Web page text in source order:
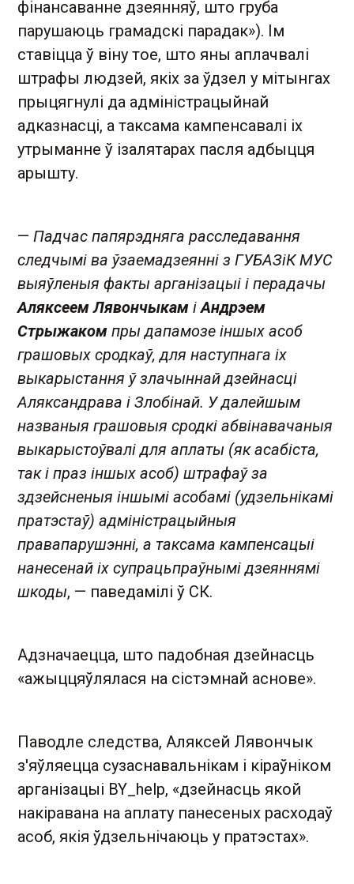
фінансаванне дзеянняў, што груба
парушаюць грамадскі парадак»). Ім
ставіцца ў віну тое, што яны аплачвалі
штрафы людзей, якіх за ўдзел у мітынгах
прыцягнулі да адміністрацыйнай
адказнасці, а таксама кампенсавалі іх
утрыманне ў ізалятарах пасля адбыцця
арышту.
— Падчас папярэдняга расследавання
следчымі ва ўзаемадзеянні з ГУБАЗіК МУС
выяўленыя факты арганізацыі і перадачы
Аляксеем Лявончыкам іАндрэем
Стрыжаком пры дапамозе іншых асоб
грашовых сродкаў, для наступнага іх
выкарыстання ў злачыннай дзейнасці
Аляксандрава і Злобінай. У далейшым
названыя грашовыя сродкі абвінавачаныя
выкарыстоўвалі для аплаты (як асабіста,
так і праз іншых асоб) штрафаў за
здзейсненыя іншымі асобамі (удзельнікамі
пратэстаў) адміністрацыйныя
правапарушэнні, а таксама кампенсацыі
нанесенай іх супрацьпраўнымі дзеяннямі
шкоды, — паведамілі ў СК.
Адзначаецца, што падобная дзейнасць
«ажыццяўлялася на сістэмнай аснове».
Паводле следства, Аляксей Лявончык
з'яўляецца сузаснавальнікам і кіраўніком
арганізацыі BY_help, «дзейнасць якой
накіравана на аплату панесеных расходаў
асоб, якія ўдзельнічаюць у пратэстах».